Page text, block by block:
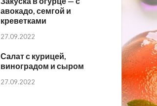
авокадо, семгой и
креветками
27.09.2022
Салат с курицей,
виноградом и сыром
27.09.2022